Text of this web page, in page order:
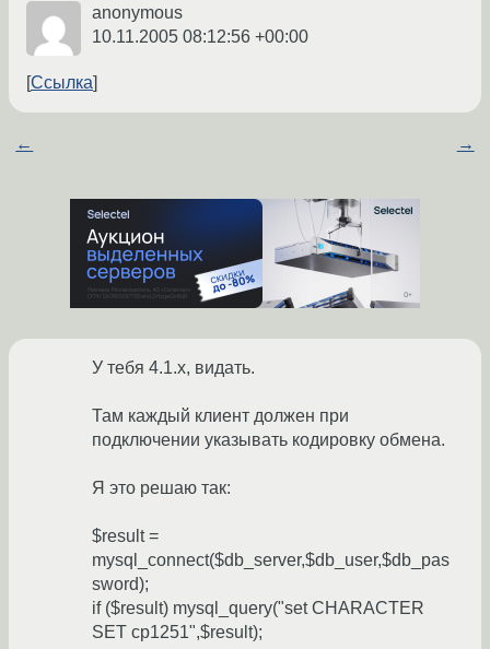
anonymous
10.11.2005 08:12:56 +00:00
Ссылка
← →
У тебя 4.1.х, видать.
Там каждый клиент должен при
подключении указывать кодировку обмена.
Я это решаю так:
$result =
mysql_connect($db_server,$db_user,$db_pas
sword);
if ($result) mysql_query("set CHARACTER
SET cp1251",$result);